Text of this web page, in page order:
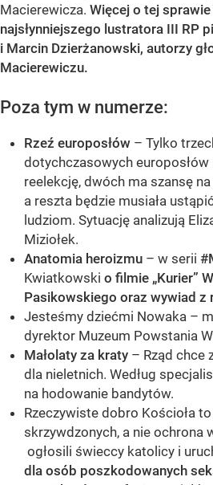
Macierewicza. Więcej o tej
najsłynniejszego lustratora III RP
i Marcin Dzierżanowski, autorzy
Macierewiczu.
Poza tym w numerze:
Rzeź europosłów – Tylko
dotychczasowych europosłów
reelekcję, dwóch ma szansę
a reszta będzie musiała
ludziom. Sytuację analizują
Miziołek.
Anatomia heroizmu – w serii
Kwiatkowski o filmie „Kurier”
Pasikowskiego oraz wywiad z
Jesteśmy dziećmi Nowaka –
dyrektor Muzeum Powstania
Małolaty za kraty – Rząd chce
dla nieletnich. Według
na hodowanie bandytów.
Rzeczywiste dobro Kościoła
skrzywdzonych, a nie ochrona
ogłosili świeccy katolicy i
dla osób poszkodowanych